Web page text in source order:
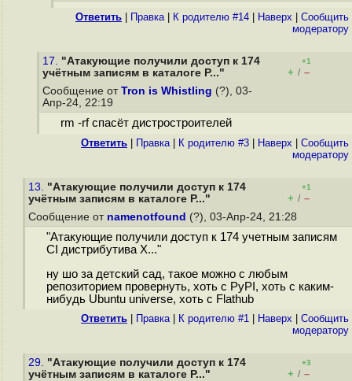
Ответить Правка| К родителю #14 Наверх
Cообщить
модератору
17. "Атакующие получили доступ к 174
учётным записям в каталоге P..."
+1
+ / –
Сообщение от Tron is Whistling (?), 03-
Апр-24, 22:19
rm -rf спасёт дистростроителей
Ответить Правка| К родителю #3 Наверх
Cообщить
модератору
13. "Атакующие получили доступ к 174
учётным записям в каталоге P..."
+1
+ / –
Сообщение от namenotfound (?), 03-Апр-24, 21:28
"Атакующие получили доступ к 174 учетным записям
CI дистрибутива X..."
ну шо за детский сад, такое можно с любым
репозиторием провернуть, хоть с PyPI, хоть с каким-
нибудь Ubuntu universe, хоть с Flathub
Ответить Правка| К родителю #1 Наверх
Cообщить
модератору
29. "Атакующие получили доступ к 174
учётным записям в каталоге P..."
+3
+ / –